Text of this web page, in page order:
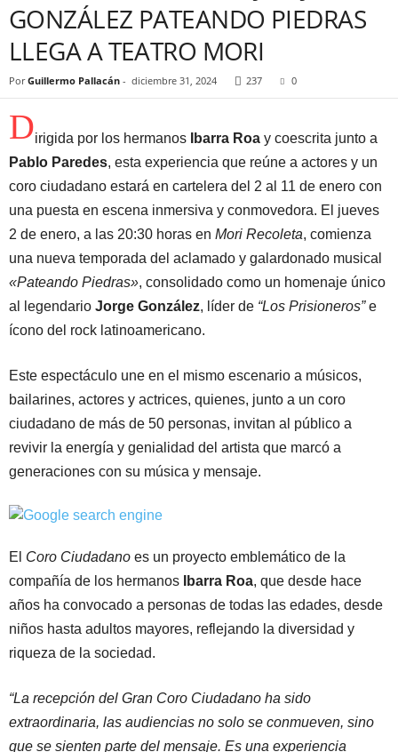
GONZÁLEZ PATEANDO PIEDRAS
LLEGA A TEATRO MORI
Por Guillermo Pallacán - diciembre 31, 2024 237 0
Dirigida por los hermanos Ibarra Roa y coescrita junto a
Pablo Paredes, esta experiencia que reúne a actores y un
coro ciudadano estará en cartelera del 2 al 11 de enero con
una puesta en escena inmersiva y conmovedora. El jueves
2 de enero, a las 20:30 horas en Mori Recoleta, comienza
una nueva temporada del aclamado y galardonado musical
«Pateando Piedras», consolidado como un homenaje único
al legendario Jorge González, líder de “Los Prisioneros”e
ícono del rock latinoamericano.
Este espectáculo une en el mismo escenario a músicos,
bailarines, actores y actrices, quienes, junto a un coro
ciudadano de más de 50 personas, invitan al público a
revivir la energía y genialidad del artista que marcó a
generaciones con su música y mensaje.
El Coro Ciudadano es un proyecto emblemático de la
compañía de los hermanos
Ibarra Roa, que desde hace
años ha convocado a personas de todas las edades, desde
niños hasta adultos mayores, reflejando la diversidad y
riqueza de la sociedad.
“La recepción del Gran Coro Ciudadano ha sido
extraordinaria, las audiencias no solo se conmueven, sino
que se sienten parte del mensaje. Es una experiencia